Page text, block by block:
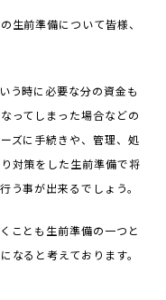
生前準備について皆様、
う時に必要な分の資金も
ってしまった場合などの
ズに手続きや、管理、処
対策をした生前準備で将
う事が出来るでしょう。
ことも生前準備の一つと
なると考えております。